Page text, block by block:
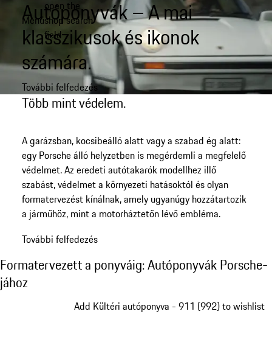
Menü
open the
shop search
field
My shopping bag, 0
Autóponyvák – A mai
klasszikusok és ikonok
számára.
További felfedezés
Több mint védelem.
A garázsban, kocsibeálló alatt vagy a szabad ég alatt:
egy Porsche álló helyzetben is megérdemli a megfelelő
védelmet. Az eredeti autótakarók modellhez illő
szabást, védelmet a környezeti hatásoktól és olyan
formatervezést kínálnak, amely ugyanúgy hozzátartozik
a járműhöz, mint a motorháztetőn lévő embléma.
További felfedezés
Formatervezett a ponyváig: Autóponyvák
Formatervezett a ponyváig: Autóponyvák Porsche-
jához
Add Kültéri autóponyva - 911 (992) to wishlist